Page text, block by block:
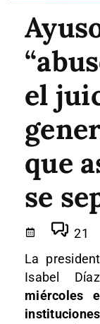
el
que
se
21
La
Isabel
miércoles